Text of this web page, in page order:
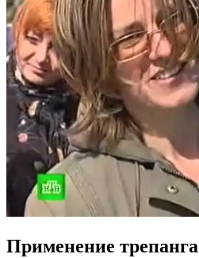
Применение трепанга